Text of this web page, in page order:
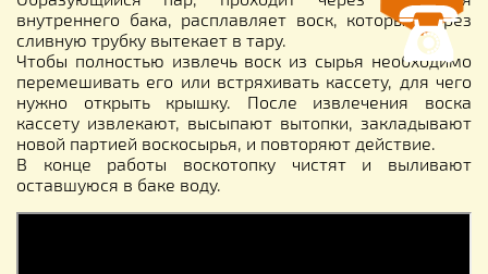
внутреннего бака, расплавляет воск, который через
сливную трубку вытекает в тару.
Чтобы полностью извлечь воск из сырья необходимо
перемешивать его или встряхивать кассету, для чего
нужно открыть крышку. После извлечения воска
кассету извлекают, высыпают вытопки, закладывают
новой партией воскосырья, и повторяют действие.
В конце работы воскотопку чистят и выливают
оставшуюся в баке воду.